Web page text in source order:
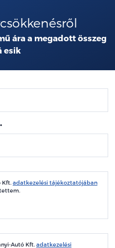
ára a megadott összeg
esik
Kft. adatkezelési tájékoztatójában
Autó Kft. adatkezelési